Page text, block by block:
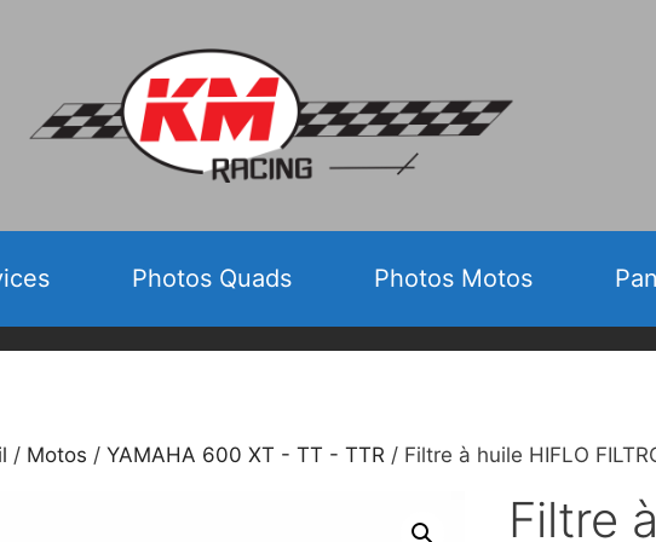
Photos Quads Photos Motos
/ Motos / YAMAHA 600 XT - TT - TTR / Filtre à huile HIFLO
Filtre